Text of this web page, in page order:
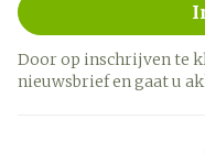
Door op inschrijven te
nieuwsbrief en gaat u